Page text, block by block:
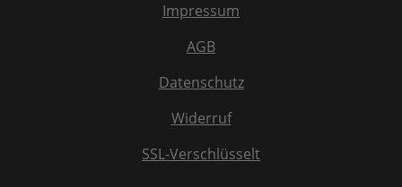
Impressum
AGB
Datenschutz
Widerruf
SSL-Verschlüsselt